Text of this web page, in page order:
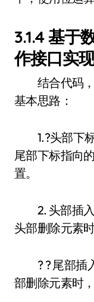
3.1.4 基于
作接口实现
结合代码，
基本思路：
1.?头部下标
尾部下标指向
置。
2. 头部插入
头部删除元素
? ? 尾部插
部删除元素时